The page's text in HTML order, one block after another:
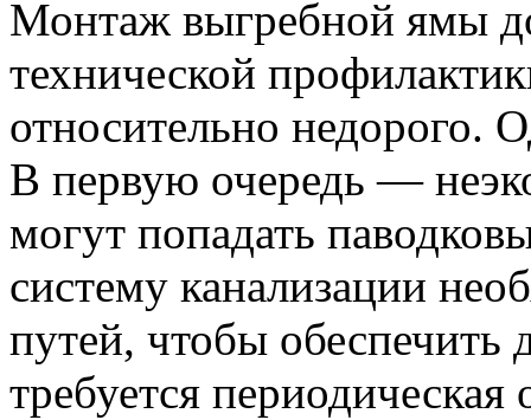
Монтаж выгребной ямы
технической
относительно недорого.
В первую очередь —
могут попадать
систему канализации
путей, чтобы обеспечить
требуется